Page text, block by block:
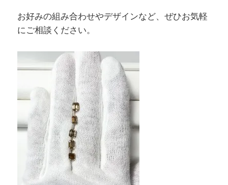
お好みの組み合わせやデザインなど、ぜひお気軽
にご相談ください。